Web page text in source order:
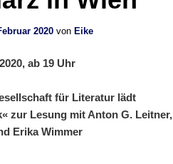
2020 von Eike
ab 19 Uhr
für Literatur lädt
zur Lesung mit Anton G. Leitner,
Erika Wimmer